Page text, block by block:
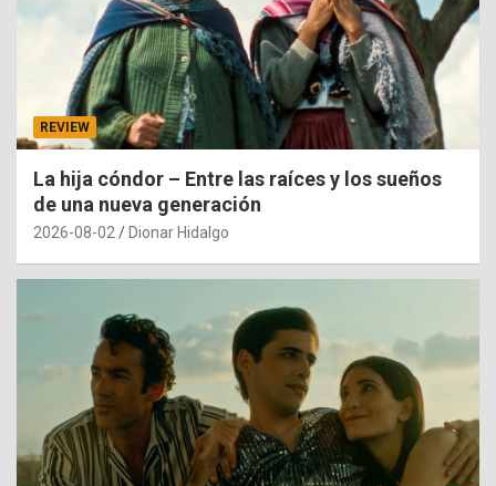
REVIEW
La hija cóndor – Entre las raíces y los sueños
de una nueva generación
2026-08-02 Dionar Hidalgo